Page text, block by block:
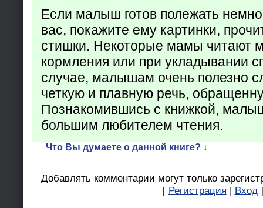
Если малыш готов полежать
вас, покажите ему картинки,
стишки. Некоторые мамы читают
кормления или при укладывании
случае, малышам очень полезно
четкую и плавную речь,
Познакомившись с книжкой,
большим любителем чтения.
Что Вы думаете о данной книге? ↓
Добавлять комментарии могут только
[ Регистрация | Вход ]